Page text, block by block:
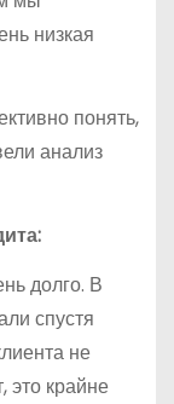
низкая
понять,
анализ
долго. В
спустя
не
это крайне